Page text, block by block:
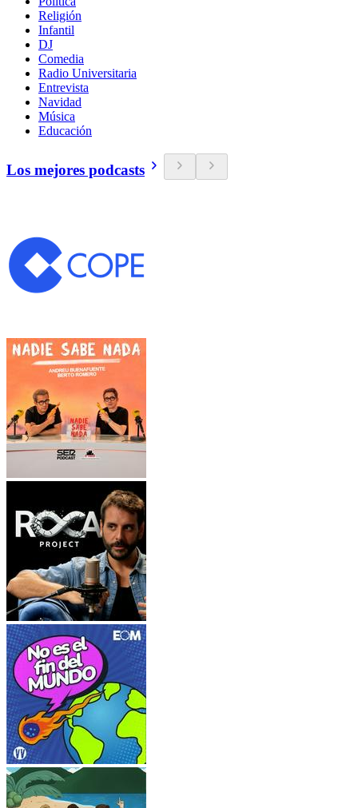
Religión
Infantil
DJ
Comedia
Radio Universitaria
Entrevista
Navidad
Música
Educación
Los mejores podcasts